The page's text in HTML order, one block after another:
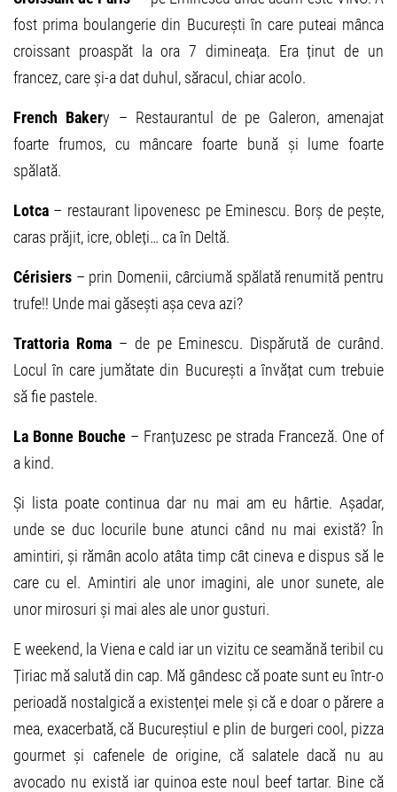
fost prima boulangerie din București în care puteai mânca
croissant proaspăt la ora 7 dimineața. Era ținut de un
francez, care și-a dat duhul, săracul, chiar acolo.
French Bakery – Restaurantul de pe Galeron, amenajat
foarte frumos, cu mâncare foarte bună și lume foarte
spălată.
Lotca – restaurant lipovenesc pe Eminescu. Borș de pește,
caras prăjit, icre, obleți… ca în Deltă.
Cérisiers – prin Domenii, cârciumă spălată renumită pentru
trufe!! Unde mai găsești așa ceva azi?
Trattoria Roma– de pe Eminescu. Dispărută de curând.
Locul în care jumătate din București a învățat cum trebuie
să fie pastele.
La Bonne Bouche – Franțuzesc pe strada Franceză. One of
a kind.
Și lista poate continua dar nu mai am eu hârtie. Așadar,
unde se duc locurile bune atunci când nu mai există? În
amintiri, și rămân acolo atâta timp cât cineva e dispus să le
care cu el. Amintiri ale unor imagini, ale unor sunete, ale
unor mirosuri și mai ales ale unor gusturi.
E weekend, la Viena e cald iar un vizitu ce seamănă teribil cu
Țiriac mă salută din cap. Mă gândesc că poate sunt eu într-o
perioadă nostalgică a existenței mele și că e doar o părere a
mea, exacerbată, că Bucureștiul e plin de burgeri cool, pizza
gourmet și cafenele de origine, că salatele dacă nu au
avocado nu există iar quinoa este noul beef tartar. Bine că